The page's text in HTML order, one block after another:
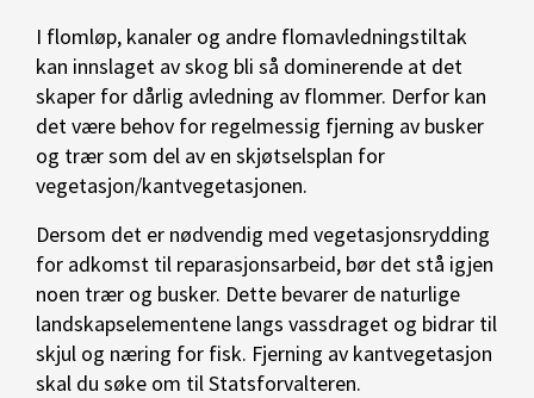
I flomløp, kanaler og andre flomavledningstiltak
kan innslaget av skog bli så dominerende at det
skaper for dårlig avledning av flommer. Derfor kan
det være behov for regelmessig fjerning av busker
og trær som del av en skjøtselsplan for
vegetasjon/kantvegetasjonen.
Dersom det er nødvendig med vegetasjonsrydding
for adkomst til reparasjonsarbeid, bør det stå igjen
noen trær og busker. Dette bevarer de naturlige
landskapselementene langs vassdraget og bidrar til
skjul og næring for fisk. Fjerning av kantvegetasjon
skal du søke om til Statsforvalteren.